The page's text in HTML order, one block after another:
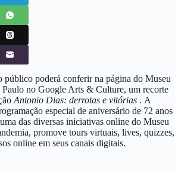
público poderá conferir na página do Museu
no Google Arts & Culture, um recorte
Antonio Dias: derrotas e vitórias . A
especial de aniversário de 72 anos
das diversas iniciativas online do Museu
promove tours virtuais, lives, quizzes,
online em seus canais digitais.